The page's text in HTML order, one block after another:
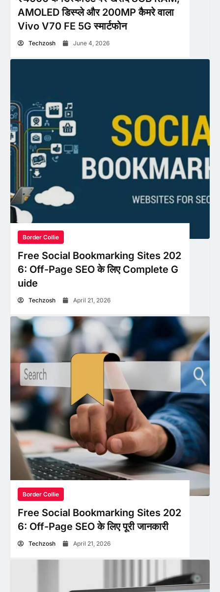
AMOLED डिस्प्ले और 200MP कैमरे वाला
Vivo V70 FE 5G स्मार्टफोन
Techzosh June 4, 2026
Border Collie
Free Social Bookmarking Sites 202
6: Off-Page SEO के लिए Complete G
uide
Techzosh April 21, 2026
Border Collie
Free Social Bookmarking Sites 202
6: Off-Page SEO के लिए पूरी जानकारी
Techzosh April 21, 2026